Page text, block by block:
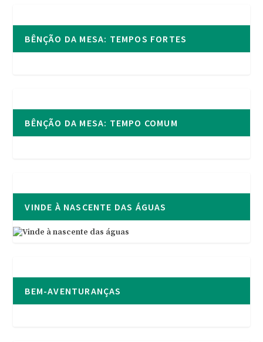
BÊNÇÃO DA MESA: TEMPOS FORTES
BÊNÇÃO DA MESA: TEMPO COMUM
VINDE À NASCENTE DAS ÁGUAS
BEM-AVENTURANÇAS